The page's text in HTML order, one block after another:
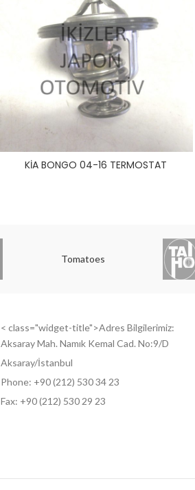
KİA BONGO 04-16 TERMOSTAT
Tomatoes
< class="widget-title">Adres Bilgilerimiz:
Aksaray Mah. Namık Kemal Cad. No:9/D
Aksaray/İstanbul
Phone: +90 (212) 530 34 23
Fax: +90 (212) 530 29 23